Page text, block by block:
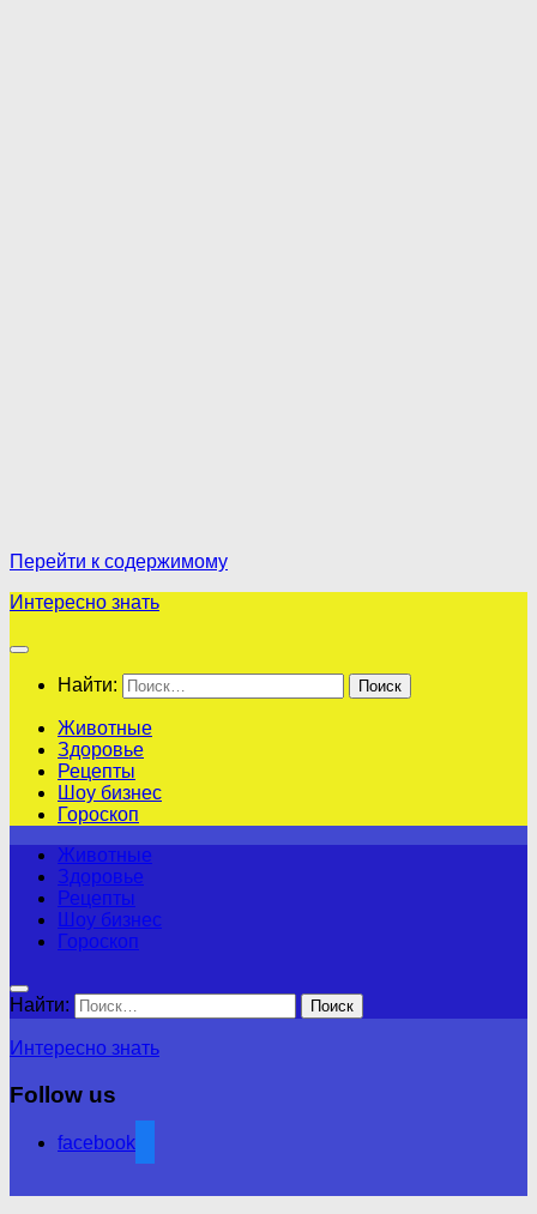
Перейти к содержимому
Интересно знать
Найти:
Животные
Здоровье
Рецепты
Шоу бизнес
Гороскоп
Животные
Здоровье
Рецепты
Шоу бизнес
Гороскоп
Найти:
Интересно знать
Follow us
facebook